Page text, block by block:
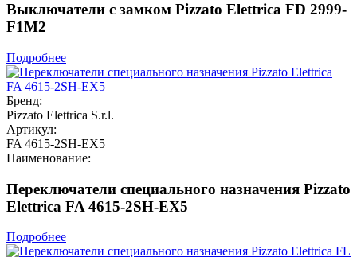
Выключатели с замком Pizzato Elettrica FD 2999-
F1M2
Подробнее
Бренд:
Pizzato Elettrica S.r.l.
Артикул:
FA 4615-2SH-EX5
Наименование:
Переключатели специального назначения Pizzato
Elettrica FA 4615-2SH-EX5
Подробнее